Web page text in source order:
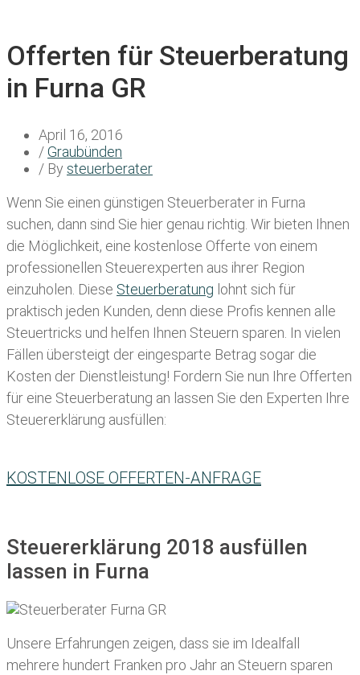
Offerten für Steuerberatung
in Furna GR
April 16, 2016
/Graubünden
/ By steuerberater
Wenn Sie einen günstigen Steuerberater in Furna
suchen, dann sind Sie hier genau richtig. Wir bieten Ihnen
die Möglichkeit, eine kostenlose Offerte von einem
professionellen Steuerexperten aus ihrer Region
einzuholen. Diese Steuerberatung lohnt sich für
praktisch jeden Kunden, denn diese Profis kennen alle
Steuertricks und helfen Ihnen Steuern sparen. In vielen
Fällen übersteigt der eingesparte Betrag sogar die
Kosten der Dienstleistung! Fordern Sie nun Ihre Offerten
für eine Steuerberatung an lassen Sie den Experten Ihre
Steuererklärung ausfüllen:
KOSTENLOSE OFFERTEN-ANFRAGE
Steuererklärung 2018 ausfüllen
lassen in Furna
Unsere Erfahrungen zeigen, dass sie im Idealfall
mehrere hundert Franken pro Jahr an Steuern sparen